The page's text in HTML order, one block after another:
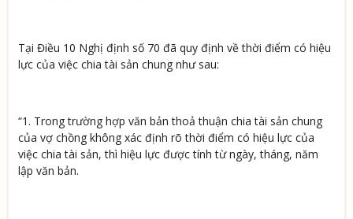
Tại Điều 10 Nghị định số 70 đã quy định về thời điểm có hiệu
lực của việc chia tài sản chung như sau:
“1. Trong trường hợp văn bản thoả thuận chia tài sản chung
của vợ chồng không xác định rõ thời điểm có hiệu lực của
việc chia tài sản, thì hiệu lực được tính từ ngày, tháng, năm
lập văn bản.